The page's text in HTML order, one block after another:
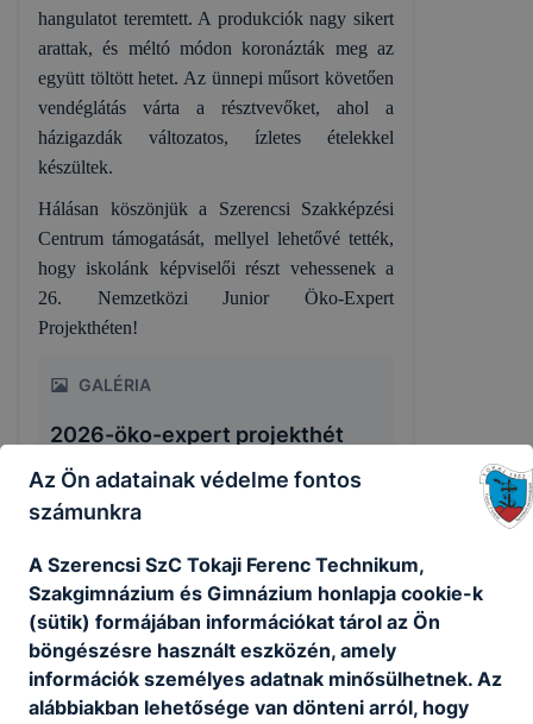
hangulatot teremtett. A produkciók nagy sikert
arattak, és méltó módon koronázták meg az
együtt töltött hetet. Az ünnepi műsort követően
vendéglátás várta a résztvevőket, ahol a
házigazdák változatos, ízletes ételekkel
készültek.
Hálásan köszönjük a Szerencsi Szakképzési
Centrum támogatását, mellyel lehetővé tették,
hogy iskolánk képviselői részt vehessenek a
26. Nemzetközi Junior Öko-Expert
Projekthéten!
GALÉRIA
2026-öko-expert projekthét
Megosztás
Az Ön adatainak védelme fontos
számunkra
A Szerencsi SzC Tokaji Ferenc Technikum,
Szakgimnázium és Gimnázium honlapja cookie-k
(sütik) formájában információkat tárol az Ön
böngészésre használt eszközén, amely
információk személyes adatnak minősülhetnek. Az
alábbiakban lehetősége van dönteni arról, hogy